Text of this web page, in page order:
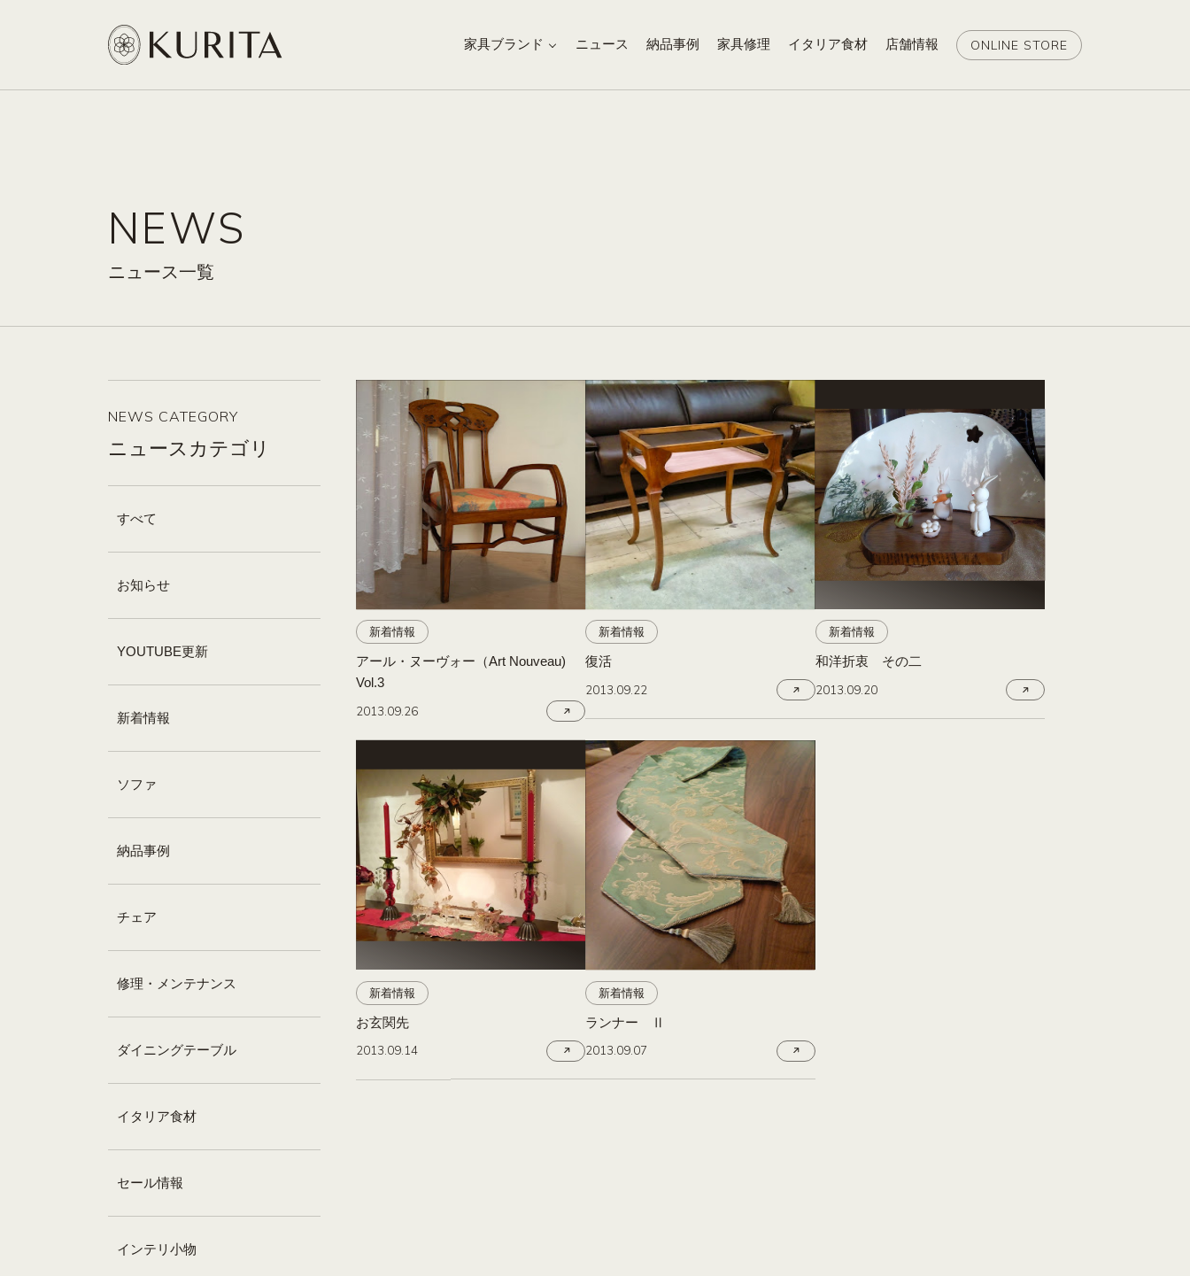
家具ブランド ニュース 納品事例 家具修理 イタリア食材 店舗情報 ONLINE STORE
NEWS
ニュース一覧
NEWS CATEGORY
ニュースカテゴリ
すべて
お知らせ
YOUTUBE更新
新着情報
ソファ
納品事例
チェア
修理・メンテナンス
ダイニングテーブル
イタリア食材
セール情報
インテリ小物
新着情報
アール・ヌーヴォー（Art Nouveau)
Vol.3
2013.09.26
新着情報
復活
2013.09.22
新着情報
和洋折衷 その二
2013.09.20
新着情報
お玄関先
2013.09.14
新着情報
ランナー Ⅱ
2013.09.07